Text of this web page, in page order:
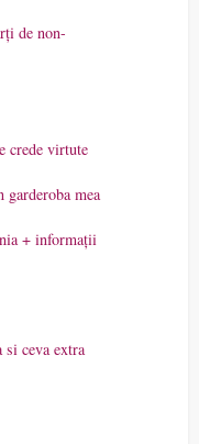
de non-
crede virtute
mea
+ informații
ceva extra